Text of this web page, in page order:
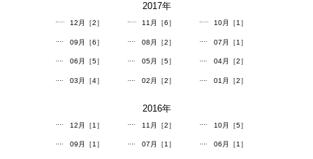
2017年
12月［2］ 11月［6］ 10月［1］
09月［6］ 08月［2］ 07月［1］
06月［5］ 05月［5］ 04月［2］
03月［4］ 02月［2］ 01月［2］
2016年
12月［1］ 11月［2］ 10月［5］
09月［1］ 07月［1］ 06月［1］